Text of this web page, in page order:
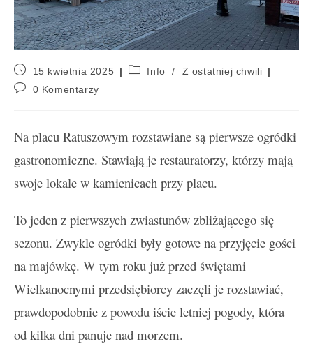
15 kwietnia 2025 Info /
Z ostatniej chwili
0 Komentarzy
Na placu Ratuszowym rozstawiane są pierwsze ogródki
gastronomiczne. Stawiają je restauratorzy, którzy mają
swoje lokale w kamienicach przy placu.
To jeden z pierwszych zwiastunów zbliżającego się
sezonu. Zwykle ogródki były gotowe na przyjęcie gości
na majówkę. W tym roku już przed świętami
Wielkanocnymi przedsiębiorcy zaczęli je rozstawiać,
prawdopodobnie z powodu iście letniej pogody, która
od kilka dni panuje nad morzem.